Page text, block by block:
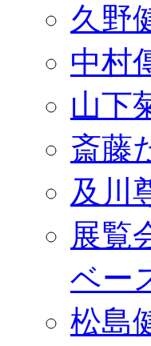
久野
中村
山下
斎藤
及川
展覧
ベー
松島